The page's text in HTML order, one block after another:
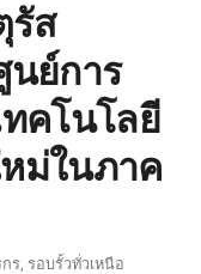
รัส
นย์การ
คโนโลยี
ม่ในภาค
ร, รอบรั้วทั่วเหนือ